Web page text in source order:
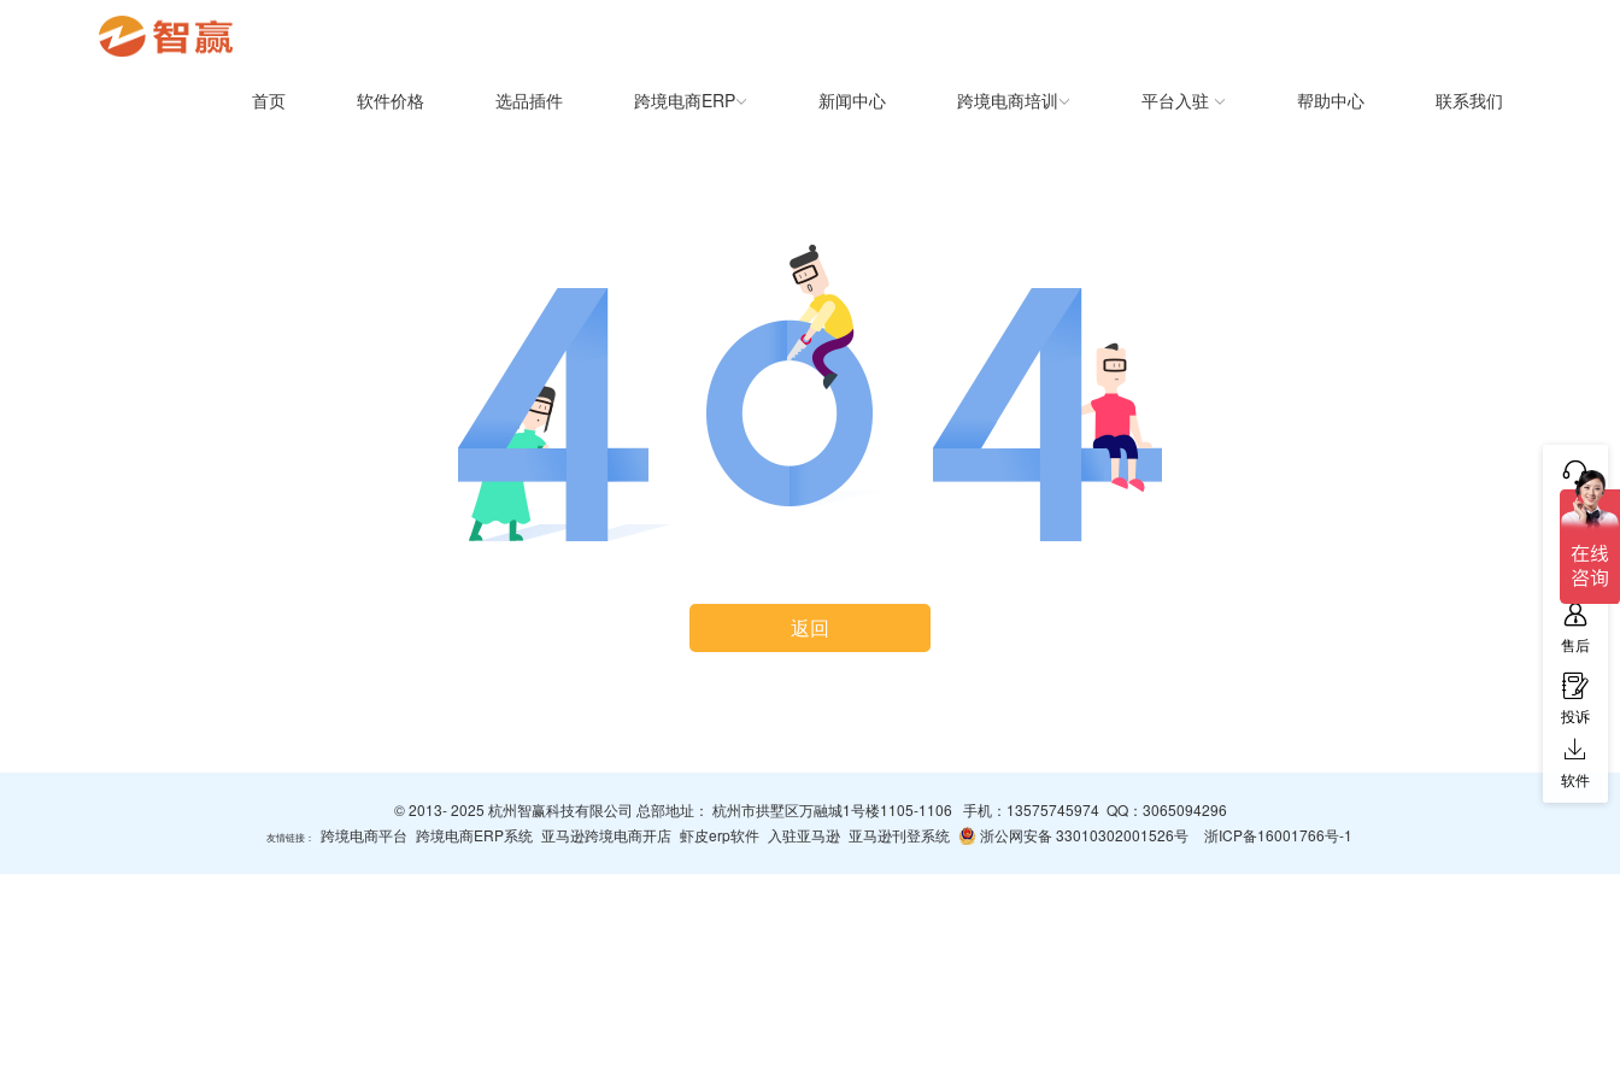
首页 软件价格 选品插件 跨境电商ERP 新闻中心 跨境电商培训 平台入驻 帮助中心 联系我们
返回
© 2013- 2025 杭州智赢科技有限公司 总部地址： 杭州市拱墅区万融城1号楼1105-1106 手机： 13575745974QQ： 3065094296
友情链接： 跨境电商平台 跨境电商ERP系统 亚马逊跨境电商开店 虾皮erp软件 入驻亚马逊 亚马逊刊登系统 浙公网安备 33010302001526号 浙ICP备16001766号-1
咨询
售前
售后
投诉
软件